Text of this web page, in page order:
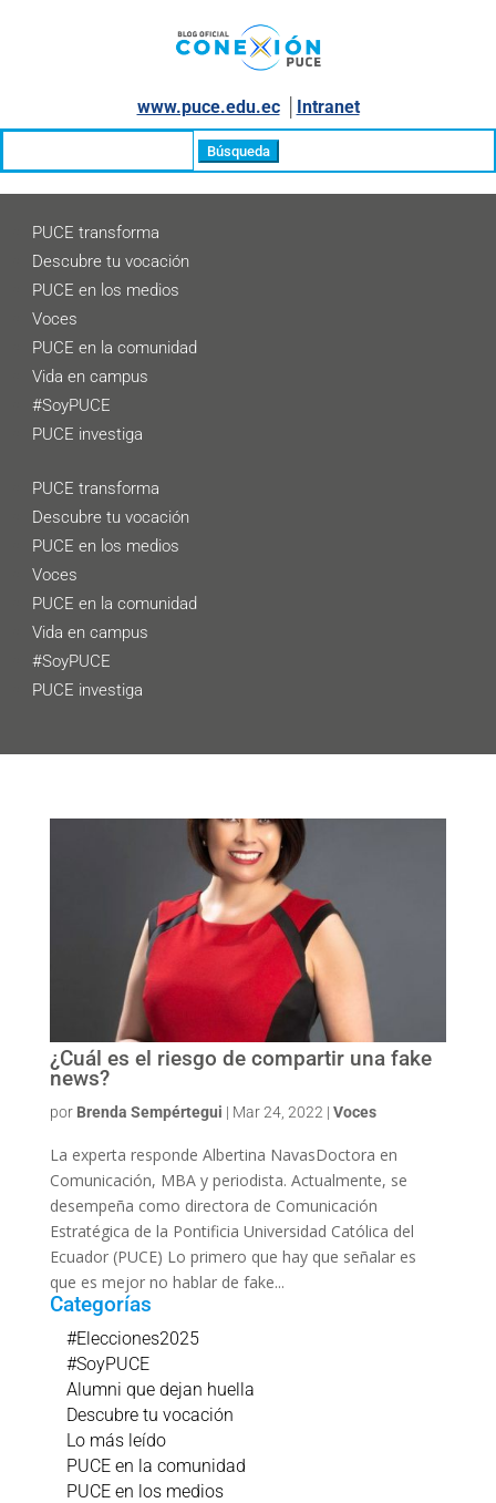
www.puce.edu.ec│ Intranet
PUCE transforma
Descubre tu vocación
PUCE en los medios
Voces
PUCE en la comunidad
Vida en campus
#SoyPUCE
PUCE investiga
PUCE transforma
Descubre tu vocación
PUCE en los medios
Voces
PUCE en la comunidad
Vida en campus
#SoyPUCE
PUCE investiga
¿Cuál es el riesgo de compartir una fake
news?
por Brenda Sempértegui | Mar 24, 2022 | Voces
La experta responde Albertina NavasDoctora en
Comunicación, MBA y periodista. Actualmente, se
desempeña como directora de Comunicación
Estratégica de la Pontificia Universidad Católica del
Ecuador (PUCE) Lo primero que hay que señalar es
que es mejor no hablar de fake...
Categorías
#Elecciones2025
#SoyPUCE
Alumni que dejan huella
Descubre tu vocación
Lo más leído
PUCE en la comunidad
PUCE en los medios